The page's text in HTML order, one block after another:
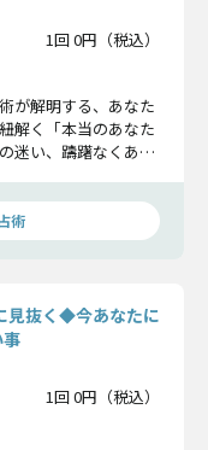
1回 0円（税込）
が解明する、あなた
解く「本当のあなた
迷い、躊躇なくあな
術
見抜く◆今あなたに
1回 0円（税込）